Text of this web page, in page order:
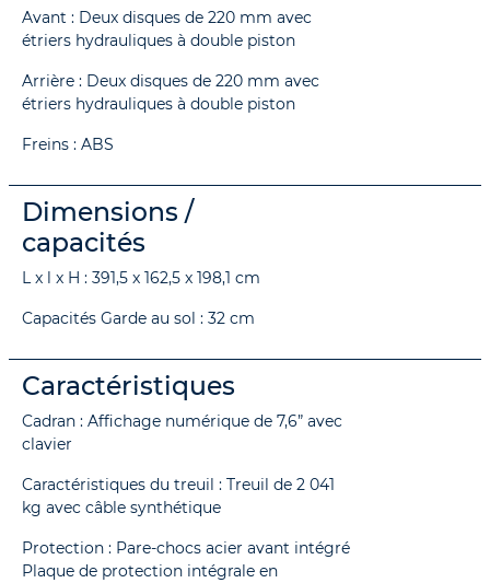
Avant : Deux disques de 220 mm avec
étriers hydrauliques à double piston
Arrière : Deux disques de 220 mm avec
étriers hydrauliques à double piston
Freins : ABS
Dimensions /
capacités
L x l x H : 391,5 x 162,5 x 198,1 cm
Capacités Garde au sol : 32 cm
Caractéristiques
Cadran : Affichage numérique de 7,6” avec
clavier
Caractéristiques du treuil : Treuil de 2 041
kg avec câble synthétique
Protection : Pare-chocs acier avant intégré
Plaque de protection intégrale en